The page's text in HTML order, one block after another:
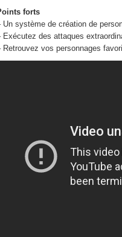
forts
Un système de création de
Exécutez des attaques
Retrouvez vos personnages